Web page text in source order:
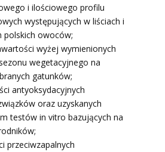
i ilościowego profilu
występujących w liściach i
polskich owoców;
wyżej wymienionych
wegetacyjnego na
gatunków;
antyoksydacyjnych
oraz uzyskanych
testów in vitro bazujących na
przeciwzapalnych